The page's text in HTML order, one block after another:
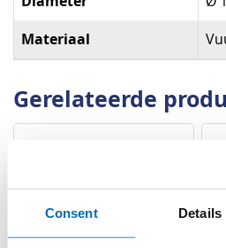
Consent Details
Materiaal
Gerelateerde